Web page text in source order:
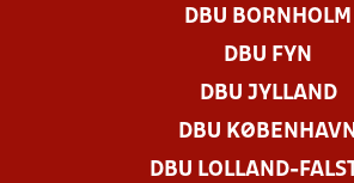
DBU BORNHOLM
DBU FYN
DBU JYLLAND
DBU KØBENHAVN
DBU LOLLAND-